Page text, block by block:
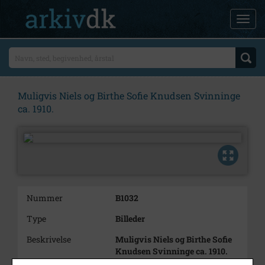
Muligvis Niels og Birthe Sofie Knudsen Svinninge
ca. 1910.
Nummer
B1032
Type
Billeder
Beskrivelse
Muligvis Niels og Birthe Sofie
Knudsen Svinninge ca. 1910.